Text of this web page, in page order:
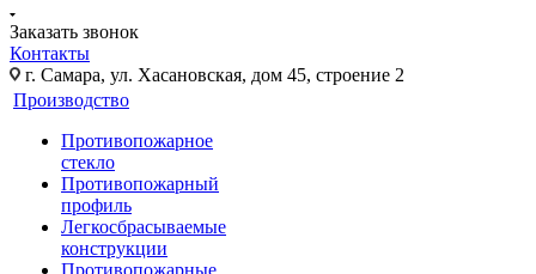
Заказать звонок
Контакты
г. Самара, ул. Хасановская, дом 45, строение 2
Производство
Противопожарное
стекло
Противопожарный
профиль
Легкосбрасываемые
конструкции
Противопожарные